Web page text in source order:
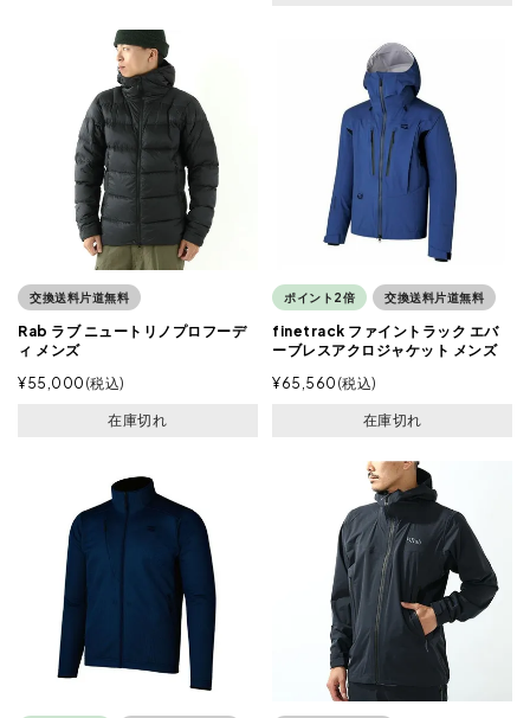
交換送料片道無料
Rab ラブ ニュートリノプロフーデ
ィ メンズ
¥55,000 税込
在庫切れ
ポイント2倍 交換送料片道無料
finetrack ファイントラック エバ
ーブレスアクロジャケット メンズ
¥65,560 税込
在庫切れ